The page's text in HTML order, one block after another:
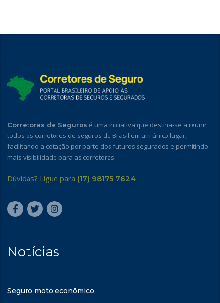
Corretoras de Seguros é uma iniciativa que destina-se a reunir
todos os corretores de seguros do Brasil em um único lugar,
facilitando a cotação por parte dos futuros segurados e permitindo
mais visibilidade para as corretoras.
Dúvidas? Ligue para (17) 98175 7624
Notícias
Seguro moto econômico